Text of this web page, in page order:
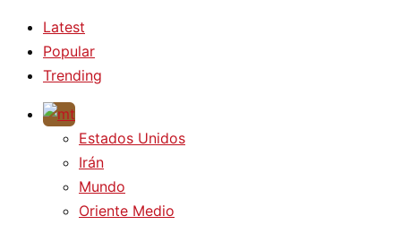
Latest
Popular
Trending
Estados Unidos
Irán
Mundo
Oriente Medio